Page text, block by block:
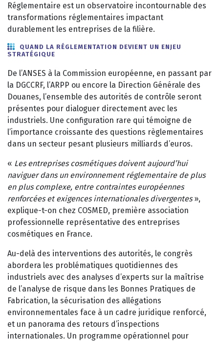
Réglementaire est un observatoire incontournable des
transformations réglementaires impactant
durablement les entreprises de la filière.
QUAND LA RÉGLEMENTATION DEVIENT UN ENJEU
STRATÉGIQUE
De l’ANSES à la Commission européenne, en passant par
la DGCCRF, l’ARPP ou encore la Direction Générale des
Douanes, l’ensemble des autorités de contrôle seront
présentes pour dialoguer directement avec les
industriels. Une configuration rare qui témoigne de
l’importance croissante des questions règlementaires
dans un secteur pesant plusieurs milliards d’euros.
« Les entreprises cosmétiques doivent aujourd’hui
naviguer dans un environnement réglementaire de plus
en plus complexe, entre contraintes européennes
renforcées et exigences internationales divergentes»,
explique-t-on chez COSMED, première association
professionnelle représentative des entreprises
cosmétiques en France.
Au-delà des interventions des autorités, le congrès
abordera les problématiques quotidiennes des
industriels avec des analyses d’experts sur la maîtrise
de l’analyse de risque dans les Bonnes Pratiques de
Fabrication, la sécurisation des allégations
environnementales face à un cadre juridique renforcé,
et un panorama des retours d’inspections
internationales. Un programme opérationnel pour